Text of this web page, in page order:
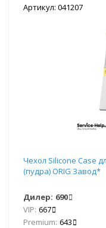
Артикул: 041207
Чехол Silicone Case
(пудра) ORIG Завод*
Дилер: 690
VIP: 667
Premium: 643